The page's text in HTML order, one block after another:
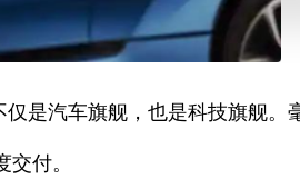
是汽车旗舰，也是科技旗舰
付。